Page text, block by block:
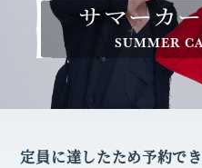
サマーカ
SUMMER
定員に達したため予約でき